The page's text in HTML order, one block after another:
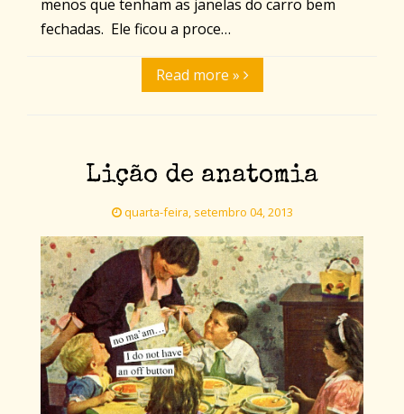
menos que tenham as janelas do carro bem
fechadas. Ele ficou a proce…
Read more »
Lição de anatomia
quarta-feira, setembro 04, 2013